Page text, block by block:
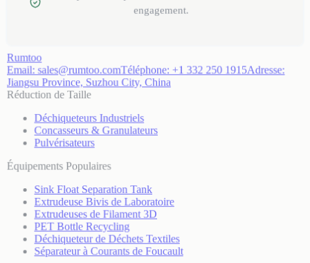
engagement.
Rumtoo
Email: sales@rumtoo.comTéléphone: +1 332 250 1915Adresse:
Jiangsu Province, Suzhou City, China
Réduction de Taille
Déchiqueteurs Industriels
Concasseurs & Granulateurs
Pulvérisateurs
Équipements Populaires
Sink Float Separation Tank
Extrudeuse Bivis de Laboratoire
Extrudeuses de Filament 3D
PET Bottle Recycling
Déchiqueteur de Déchets Textiles
Séparateur à Courants de Foucault